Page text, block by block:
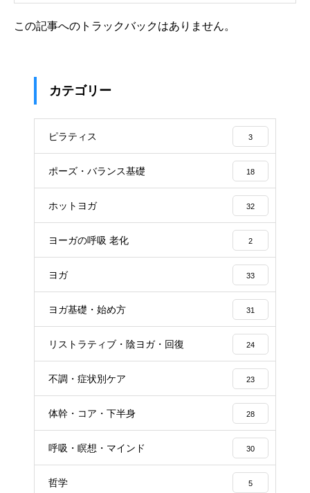
この記事へのトラックバックはありません。
カテゴリー
ピラティス 3
ポーズ・バランス基礎 18
ホットヨガ 32
ヨーガの呼吸 老化 2
ヨガ 33
ヨガ基礎・始め方 31
リストラティブ・陰ヨガ・回復 24
不調・症状別ケア 23
体幹・コア・下半身 28
呼吸・瞑想・マインド 30
哲学 5